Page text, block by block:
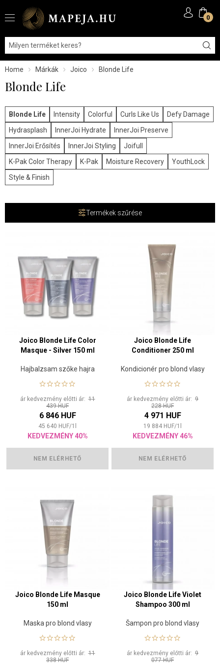
0
Home Márkák Joico Blonde Life
Blonde Life
Blonde Life Intensity Colorful Curls Like Us
Defy Damage
Hydrasplash
InnerJoi Hydrate
InnerJoi Preserve
InnerJoi Erősítés
InnerJoi Styling
Joifull
K-Pak Color Therapy
K-Pak Moisture Recovery
YouthLock
Style & Finish
Termékek szűrése
Joico Blonde Life Color
Masque - Silver 150 ml
Hajbalzsam szőke hajra
ár kedvezmény előtti ár:11
439 HUF
6 846 HUF
45 640 HUF/1
KEDVEZMÉNY 40%
NEM ELÉRHETŐ
Joico Blonde Life
Conditioner 250 ml
Kondicionér pro blond vlasy
ár kedvezmény előtti ár: 9
228 HUF
4 971 HUF
19 884 HUF/1
KEDVEZMÉNY 46%
NEM ELÉRHETŐ
Joico Blonde Life Masque
150 ml
Maska pro blond vlasy
ár kedvezmény előtti ár:11
338 HUF
Joico Blonde Life Violet
Shampoo 300 ml
Šampon pro blond vlasy
ár kedvezmény előtti ár: 9
077 HUF